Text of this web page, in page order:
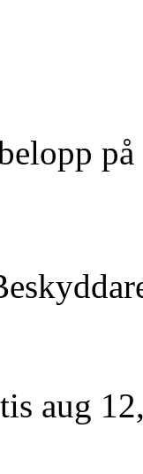
tis aug